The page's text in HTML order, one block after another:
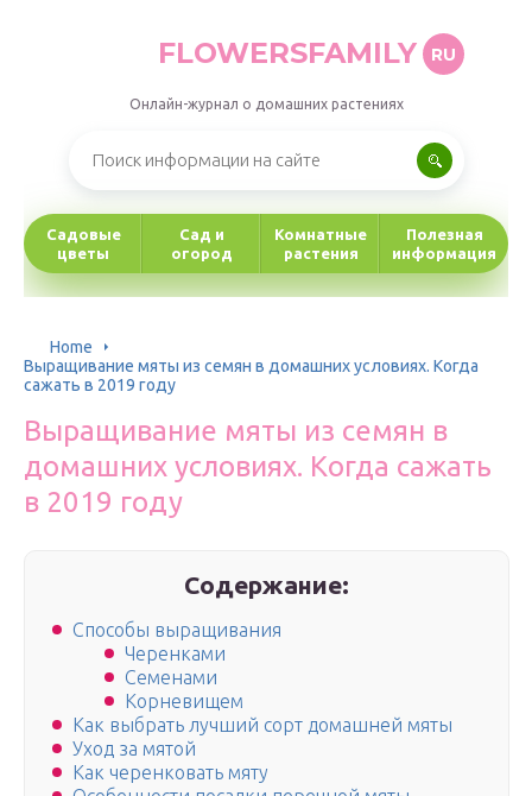
FLOWERSFAMILY RU
Онлайн-журнал о домашних растениях
Садовые
цветы
Сад и
огород
Комнатные
растения
Полезная
информация
Home
Выращивание мяты из семян в домашних условиях. Когда
сажать в 2019 году
Выращивание мяты из семян в
домашних условиях. Когда сажать
в 2019 году
Содержание:
Способы выращивания
Черенками
Семенами
Корневищем
Как выбрать лучший сорт домашней мяты
Уход за мятой
Как черенковать мяту